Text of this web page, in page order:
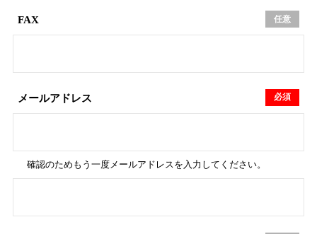
FAX 任意
メールアドレス 必須
確認のためもう一度メールアドレスを入力してください。